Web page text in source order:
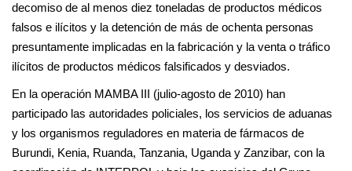
decomiso de al menos diez toneladas de productos médicos
falsos e ilícitos y la detención de más de ochenta personas
presuntamente implicadas en la fabricación y la venta o tráfico
ilícitos de productos médicos falsificados y desviados.
En la operación MAMBA III (julio-agosto de 2010) han
participado las autoridades policiales, los servicios de aduanas
y los organismos reguladores en materia de fármacos de
Burundi, Kenia, Ruanda, Tanzania, Uganda y Zanzibar, con la